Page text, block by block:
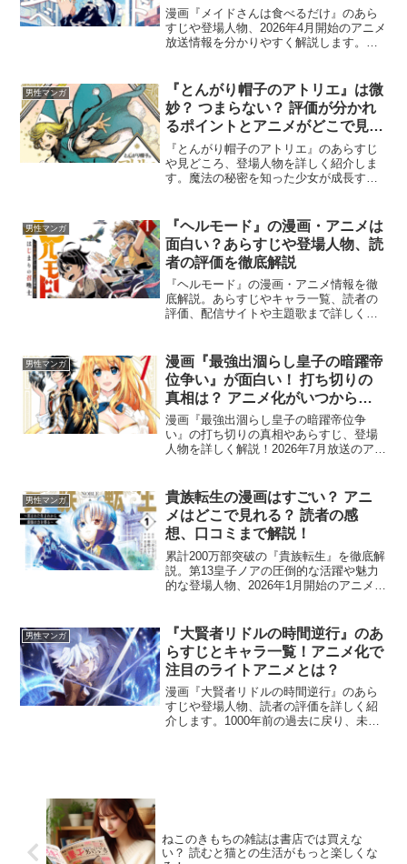
漫画『メイドさんは食べるだけ』のあら
すじや登場人物、2026年4月開始のアニメ
放送情報を分かりやすく解説します。イ
される読者が続出！ コミックシーモアで
は、全巻が試し読みできます。
男性マンガ
『とんがり帽子のアトリエ』は微
妙？ つまらない？ 評価が分かれ
るポイントとアニメがどこで見れ
るか紹介
『とんがり帽子のアトリエ』のあらすじ
や見どころ、登場人物を詳しく紹介しま
す。魔法の秘密を知った少女が成長する
まで網羅。作品の基本情報から無料試し
読みの方法まで、初めて読む方にも分か
りやすくまとめました。
男性マンガ
『ヘルモード』の漫画・アニメは
面白い？あらすじや登場人物、読
者の評価を徹底解説
『ヘルモード』の漫画・アニメ情報を徹
底解説。あらすじやキャラ一覧、読者の
評価、配信サイトや主題歌まで詳しく紹
載中です。
男性マンガ
漫画『最強出涸らし皇子の暗躍帝
位争い』が面白い！ 打ち切りの
真相は？ アニメ化がいつからか
調査！
漫画『最強出涸らし皇子の暗躍帝位争
い』の打ち切りの真相やあらすじ、登場
人物を詳しく解説！2026年7月放送のアニ
クアップ。今話題の注目作を分かりやす
く紹介します。
男性マンガ
貴族転生の漫画はすごい？ アニ
メはどこで見れる？ 読者の感
想、口コミまで解説！
累計200万部突破の『貴族転生』を徹底解
説。第13皇子ノアの圧倒的な活躍や魅力
的な登場人物、2026年1月開始のアニメ放
で、作品をより深く楽しむための情報を
分かりやすく紹介します。
男性マンガ
『大賢者リドルの時間逆行』のあ
らすじとキャラ一覧！アニメ化で
注目のライトアニメとは？
漫画『大賢者リドルの時間逆行』のあら
すじや登場人物、読者の評価を詳しく紹
介します。1000年前の過去に戻り、未来
ねこのきもちの雑誌は書店では買えな
い？ 読むと猫との生活がもっと楽しくな